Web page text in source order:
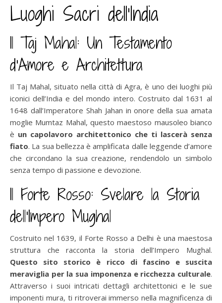
Luoghi Sacri dell’India
Il Taj Mahal: Un Testamento
d’Amore e Architettura
Il Taj Mahal, situato nella città di Agra, è uno dei luoghi più
iconici dell’India e del mondo intero. Costruito dal 1631 al
1648 dall’Imperatore Shah Jahan in onore della sua amata
moglie Mumtaz Mahal, questo maestoso mausoleo bianco
è un capolavoro architettonico che ti lascerà senza
fiato. La sua bellezza è amplificata dalle leggende d’amore
che circondano la sua creazione, rendendolo un simbolo
senza tempo di passione e devozione.
Il Forte Rosso: Svelare la Storia
dell’Impero Mughal
Costruito nel 1639, il Forte Rosso a Delhi è una maestosa
struttura che racconta la storia dell’Impero Mughal.
Questo sito storico è ricco di fascino e suscita
meraviglia per la sua imponenza e ricchezza culturale.
Attraverso i suoi intricati dettagli architettonici e le sue
imponenti mura, ti ritroverai immerso nella magnificenza di